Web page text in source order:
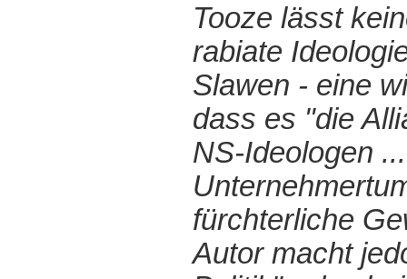
Tooze lässt
rabiate
Slawen - eine
dass es "die
NS-Ideologen
fürchterliche
Autor macht